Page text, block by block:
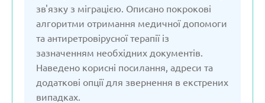
зв'язку з міграцією. Описано покрокові
алгоритми отримання медичної допомоги
та антиретровірусної терапії із
зазначенням необхідних документів.
Наведено корисні посилання, адреси та
додаткові опції для звернення в екстрених
випадках.
Данія
Казахстан